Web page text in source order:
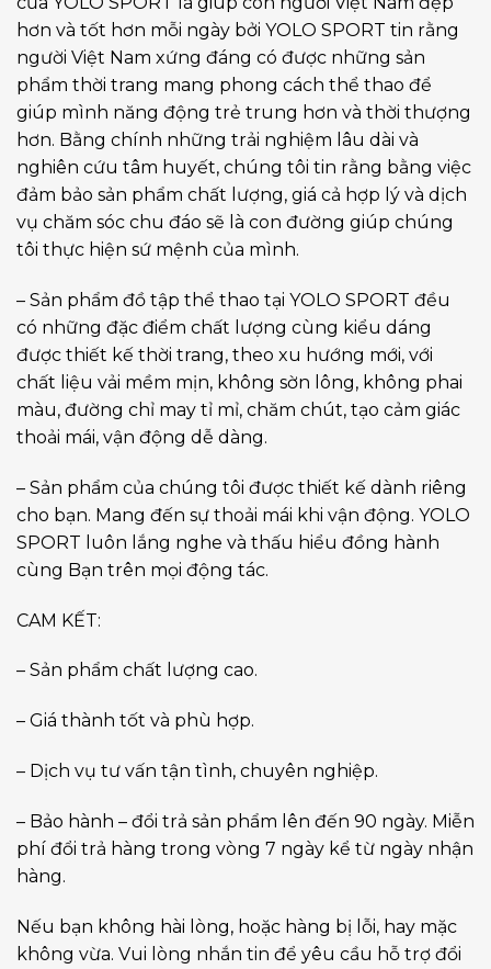
hơn và tốt hơn mỗi ngày bởi YOLO SPORT tin rằng
người Việt Nam xứng đáng có được những sản
phẩm thời trang mang phong cách thể thao để
giúp mình năng động trẻ trung hơn và thời thượng
hơn. Bằng chính những trải nghiệm lâu dài và
nghiên cứu tâm huyết, chúng tôi tin rằng bằng việc
đảm bảo sản phẩm chất lượng, giá cả hợp lý và dịch
vụ chăm sóc chu đáo sẽ là con đường giúp chúng
tôi thực hiện sứ mệnh của mình.
– Sản phẩm đồ tập thể thao tại YOLO SPORT đều
có những đặc điểm chất lượng cùng kiểu dáng
được thiết kế thời trang, theo xu hướng mới, với
chất liệu vải mềm mịn, không sờn lông, không phai
màu, đường chỉ may tỉ mỉ, chăm chút, tạo cảm giác
thoải mái, vận động dễ dàng.
– Sản phẩm của chúng tôi được thiết kế dành riêng
cho bạn. Mang đến sự thoải mái khi vận động. YOLO
SPORT luôn lắng nghe và thấu hiểu đồng hành
cùng Bạn trên mọi động tác.
CAM KẾT:
– Sản phẩm chất lượng cao.
– Giá thành tốt và phù hợp.
– Dịch vụ tư vấn tận tình, chuyên nghiệp.
– Bảo hành – đổi trả sản phẩm lên đến 90 ngày. Miễn
phí đổi trả hàng trong vòng 7 ngày kể từ ngày nhận
hàng.
Nếu bạn không hài lòng, hoặc hàng bị lỗi, hay mặc
không vừa. Vui lòng nhắn tin để yêu cầu hỗ trợ đổi